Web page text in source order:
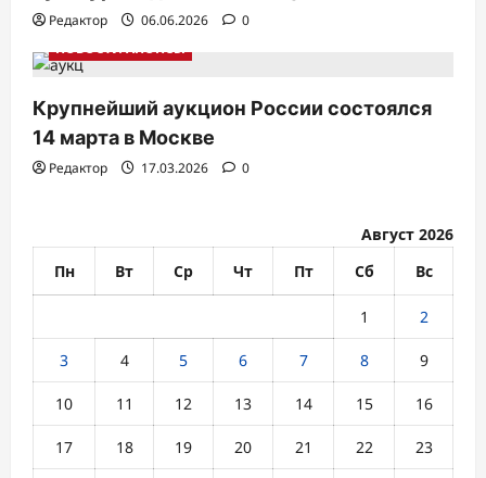
Редактор 06.06.2026
0
НОВОСТИ АНОНСЫ
Крупнейший аукцион России состоялся
14 марта в Москве
Редактор 17.03.2026 0
Август 2026
Пн
Вт Ср Чт Пт Сб Вс
1 2
3 4 5 6 7 8 9
10 11 12 13 14 15 16
17 18 19 20 21 22 23